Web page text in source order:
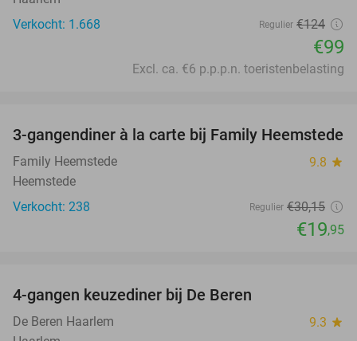
Verkocht: 1.668
Regulier €124
€99
Excl. ca. €6 p.p.p.n. toeristenbelasting
34%
3-gangendiner à la carte bij Family Heemstede
Family Heemstede 9.8 star
Heemstede
Verkocht: 238
Regulier €30,15
€19,95
4-gangen keuzediner bij De Beren
De Beren Haarlem 9.3 star